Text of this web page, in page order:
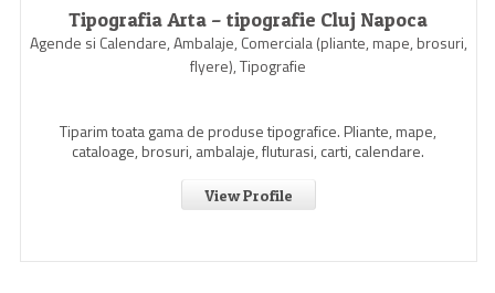
Tipografia Arta – tipografie Cluj Napoca
Agende si Calendare, Ambalaje, Comerciala (pliante, mape, brosuri,
flyere), Tipografie
Tiparim toata gama de produse tipografice. Pliante, mape,
cataloage, brosuri, ambalaje, fluturasi, carti, calendare.
View Profile